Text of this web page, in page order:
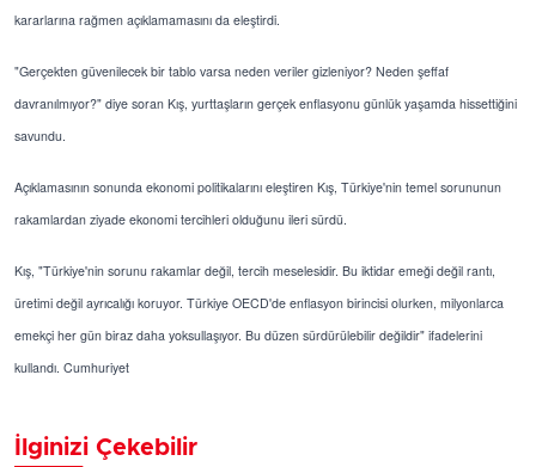
kararlarına rağmen açıklamamasını da eleştirdi.
"Gerçekten güvenilecek bir tablo varsa neden veriler gizleniyor? Neden şeffaf
davranılmıyor?" diye soran Kış, yurttaşların gerçek enflasyonu günlük yaşamda hissettiğini
savundu.
Açıklamasının sonunda ekonomi politikalarını eleştiren Kış, Türkiye'nin temel sorununun
rakamlardan ziyade ekonomi tercihleri olduğunu ileri sürdü.
Kış, "Türkiye'nin sorunu rakamlar değil, tercih meselesidir. Bu iktidar emeği değil rantı,
üretimi değil ayrıcalığı koruyor. Türkiye OECD'de enflasyon birincisi olurken, milyonlarca
emekçi her gün biraz daha yoksullaşıyor. Bu düzen sürdürülebilir değildir" ifadelerini
kullandı. Cumhuriyet
İlginizi Çekebilir